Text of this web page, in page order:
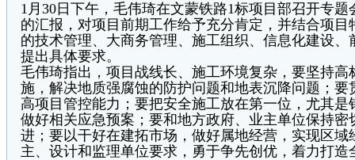
1月30日下午，毛伟琦在文蒙铁路1标项目部召开专
的汇报，对项目前期工作给予充分肯定，并结合项
的技术管理、大商务管理、施工组织、信息化建设
提出具体要求。
毛伟琦指出，项目战线长、施工环境复杂，要坚持
施，解决地质强腐蚀的防护问题和地表沉降问题；
高项目管控能力；要把安全施工放在第一位，尤其
做好相关应急预案；要和地方政府、业主单位保持
进；要以干好在建拓市场，做好属地经营，实现区
主、设计和监理单位要求，勇于争先创优，着力打